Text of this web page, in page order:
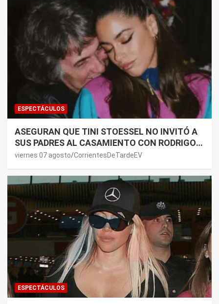
ESPECTÁCULOS
ASEGURAN QUE TINI STOESSEL NO INVITÓ A
SUS PADRES AL CASAMIENTO CON RODRIGO
DE PAUL: LOS MOTIVOS
viernes 07 agosto CorrientesDeTardeEV
ESPECTÁCULOS